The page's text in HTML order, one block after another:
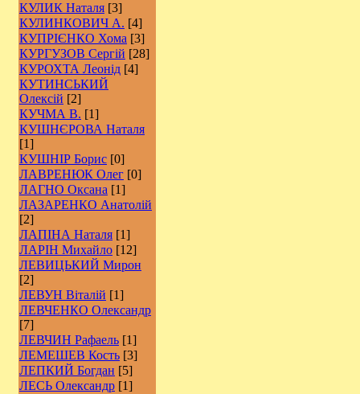
КУЛИК Наталя [3]
КУЛИНКОВИЧ А. [4]
КУПРІЄНКО Хома [3]
КУРГУЗОВ Сергій [28]
КУРОХТА Леонід [4]
КУТИНСЬКИЙ
Олексій [2]
КУЧМА В. [1]
КУШНЄРОВА Наталя
[1]
КУШНІР Борис [0]
ЛАВРЕНЮК Олег [0]
ЛАГНО Оксана [1]
ЛАЗАРЕНКО Анатолій
[2]
ЛАПІНА Наталя [1]
ЛАРІН Михайло [12]
ЛЕВИЦЬКИЙ Мирон
[2]
ЛЕВУН Віталій [1]
ЛЕВЧЕНКО Олександр
[7]
ЛЕВЧИН Рафаель [1]
ЛЕМЕШЕВ Кость [3]
ЛЕПКИЙ Богдан [5]
ЛЕСЬ Олександр [1]